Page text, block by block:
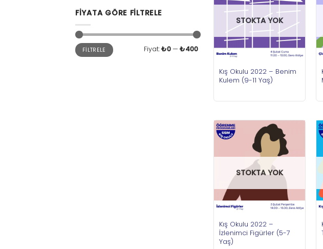
FIYATA GÖRE FILTRELE
En
düşük
fiyat
En
yüksek
fiyat
FILTRELE Fiyat:₺0— ₺400
STOKTA YOK
Kış Okulu 2022 – Benim
Kulem (9-11 Yaş)
STOKTA YOK
Kış Okulu 2022 –
İzlenimci Figürler (5-7
Yaş)